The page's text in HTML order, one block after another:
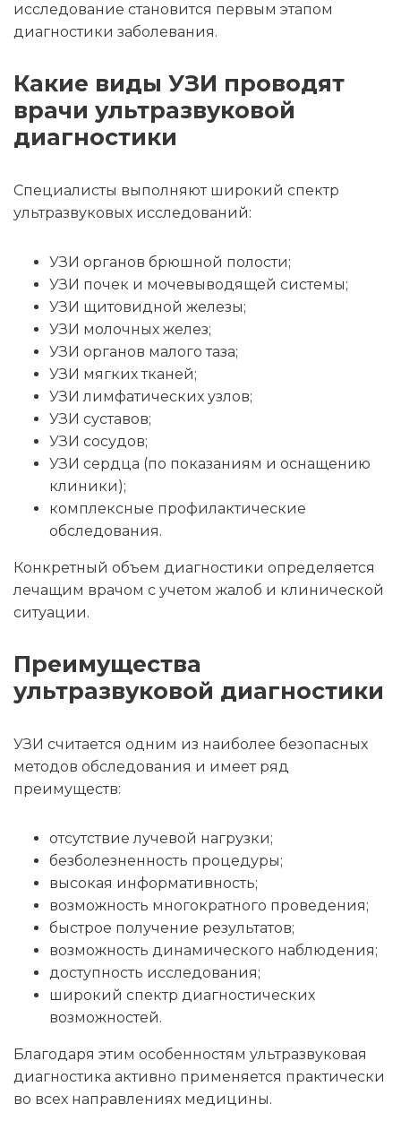
исследование становится первым этапом
диагностики заболевания.
Какие виды УЗИ проводят
врачи ультразвуковой
диагностики
Специалисты выполняют широкий спектр
ультразвуковых исследований:
УЗИ органов брюшной полости;
УЗИ почек и мочевыводящей системы;
УЗИ щитовидной железы;
УЗИ молочных желез;
УЗИ органов малого таза;
УЗИ мягких тканей;
УЗИ лимфатических узлов;
УЗИ суставов;
УЗИ сосудов;
УЗИ сердца (по показаниям и оснащению
клиники);
комплексные профилактические
обследования.
Конкретный объем диагностики определяется
лечащим врачом с учетом жалоб и клинической
ситуации.
Преимущества
ультразвуковой диагностики
УЗИ считается одним из наиболее безопасных
методов обследования и имеет ряд
преимуществ:
отсутствие лучевой нагрузки;
безболезненность процедуры;
высокая информативность;
возможность многократного проведения;
быстрое получение результатов;
возможность динамического наблюдения;
доступность исследования;
широкий спектр диагностических
возможностей.
Благодаря этим особенностям ультразвуковая
диагностика активно применяется практически
во всех направлениях медицины.